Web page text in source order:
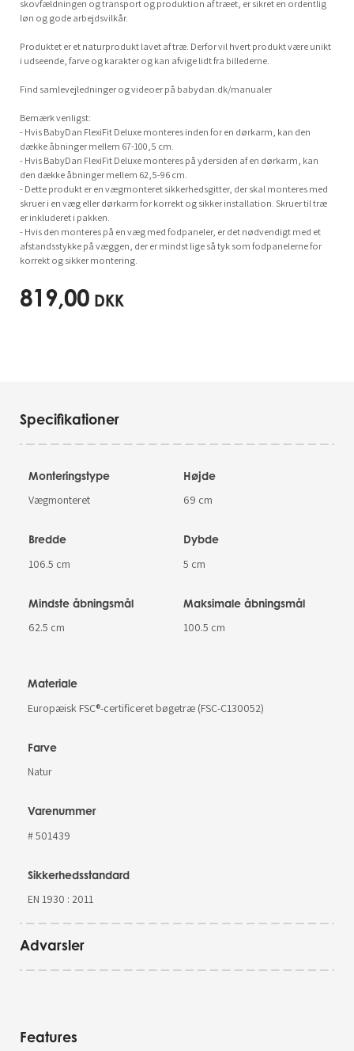
skovfældningen og transport og produktion af træet, er sikret en ordentlig
løn og gode arbejdsvilkår.
Produktet er et naturprodukt lavet af træ. Derfor vil hvert produkt være unikt
i udseende, farve og karakter og kan afvige lidt fra billederne.
Find samlevejledninger og videoer på babydan.dk/manualer
Bemærk venligst:
- Hvis BabyDan FlexiFit Deluxe monteres inden for en dørkarm, kan den
dække åbninger mellem 67-100,5 cm.
- Hvis BabyDan FlexiFit Deluxe monteres på ydersiden af en dørkarm, kan
den dække åbninger mellem 62,5-96 cm.
- Dette produkt er en vægmonteret sikkerhedsgitter, der skal monteres med
skruer i en væg eller dørkarm for korrekt og sikker installation. Skruer til træ
er inkluderet i pakken.
- Hvis den monteres på en væg med fodpaneler, er det nødvendigt med et
afstandsstykke på væggen, der er mindst lige så tyk som fodpanelerne for
korrekt og sikker montering.
819,00 DKK
Specifikationer
Monteringstype
Vægmonteret
Højde
69 cm
Bredde
106.5 cm
Dybde
5 cm
Mindste åbningsmål
62.5 cm
Maksimale åbningsmål
100.5 cm
Materiale
Europæisk FSC®-certificeret bøgetræ (FSC-C130052)
Farve
Natur
Varenummer
# 501439
Sikkerhedsstandard
EN 1930 : 2011
Advarsler
Features